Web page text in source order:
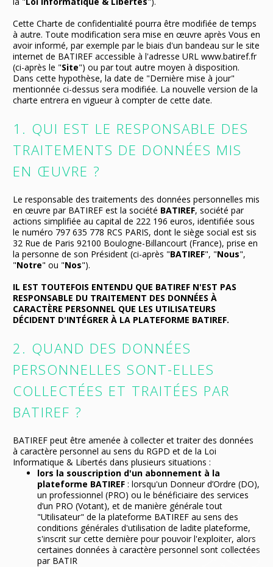
Cette Charte de confidentialité pourra être modifiée de temps
à autre. Toute modification sera mise en œuvre après Vous en
avoir informé, par exemple par le biais d'un bandeau sur le site
internet de BATIREF accessible à l'adresse URL www.batiref.fr
(ci-après le "Site") ou par tout autre moyen à disposition.
Dans cette hypothèse, la date de "Dernière mise à jour"
mentionnée ci-dessus sera modifiée. La nouvelle version de la
charte entrera en vigueur à compter de cette date.
1. QUI EST LE RESPONSABLE DES
TRAITEMENTS DE DONNÉES MIS
EN ŒUVRE ?
Le responsable des traitements des données personnelles mis
en œuvre par BATIREF est la société BATIREF, société par
actions simplifiée au capital de 222 196 euros, identifiée sous
le numéro 797 635 778 RCS PARIS, dont le siège social est sis
32 Rue de Paris 92100 Boulogne-Billancourt (France), prise en
la personne de son Président (ci-après "BATIREF", "Nous",
"Notre" ou "Nos").
IL EST TOUTEFOIS ENTENDU QUE BATIREF N'EST PAS
RESPONSABLE DU TRAITEMENT DES DONNÉES À
CARACTÈRE PERSONNEL QUE LES UTILISATEURS
DÉCIDENT D'INTÉGRER À LA PLATEFORME BATIREF.
2. QUAND DES DONNÉES
PERSONNELLES SONT-ELLES
COLLECTÉES ET TRAITÉES PAR
BATIREF ?
BATIREF peut être amenée à collecter et traiter des données
à caractère personnel au sens du RGPD et de la Loi
Informatique & Libertés dans plusieurs situations :
lors la souscription d'un abonnement à la
plateforme BATIREF : lorsqu'un Donneur d’Ordre (DO),
un professionnel (PRO) ou le bénéficiaire des services
d’un PRO (Votant), et de manière générale tout
"Utilisateur" de la plateforme BATIREF au sens des
conditions générales d'utilisation de ladite plateforme,
s'inscrit sur cette dernière pour pouvoir l'exploiter, alors
certaines données à caractère personnel sont collectées
par BATIR